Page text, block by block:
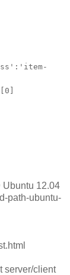
Ubuntu 12.04
path-ubuntu-
server/client